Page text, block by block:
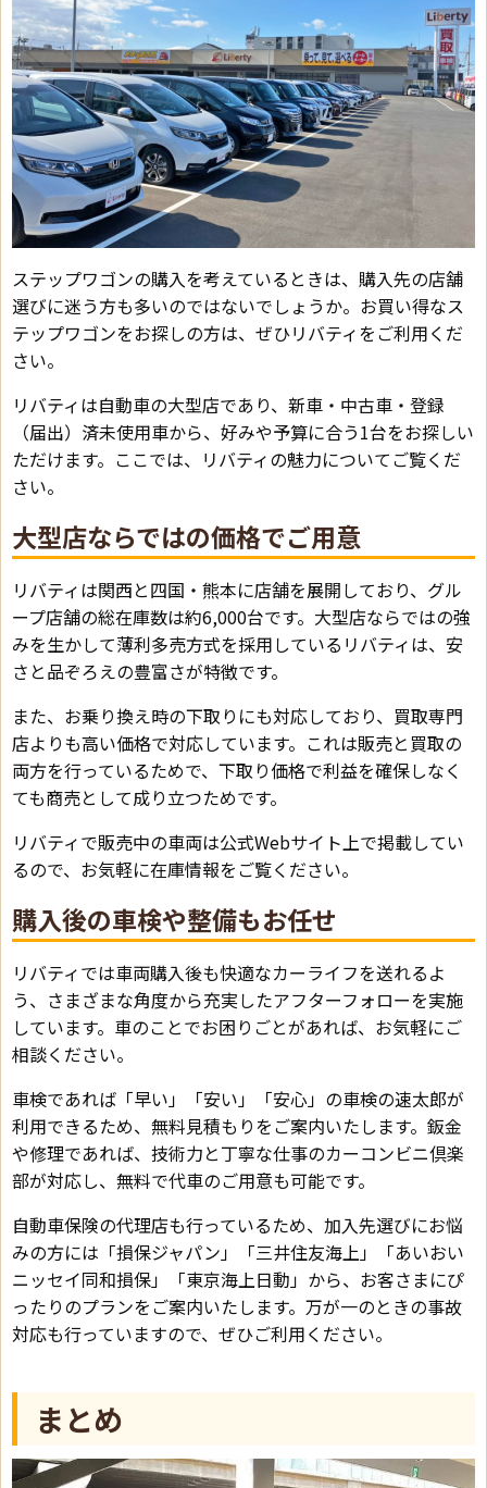
ステップワゴンの購入を考えているときは、購入先の店舗
選びに迷う方も多いのではないでしょうか。お買い得なス
テップワゴンをお探しの方は、ぜひリバティをご利用くだ
さい。
リバティは自動車の大型店であり、新車・中古車・登録
（届出）済未使用車から、好みや予算に合う1台をお探しい
ただけます。ここでは、リバティの魅力についてご覧くだ
さい。
大型店ならではの価格でご用意
リバティは関西と四国・熊本に店舗を展開しており、グル
ープ店舗の総在庫数は約6,000台です。大型店ならではの強
みを生かして薄利多売方式を採用しているリバティは、安
さと品ぞろえの豊富さが特徴です。
また、お乗り換え時の下取りにも対応しており、買取専門
店よりも高い価格で対応しています。これは販売と買取の
両方を行っているためで、下取り価格で利益を確保しなく
ても商売として成り立つためです。
リバティで販売中の車両は公式Webサイト上で掲載してい
るので、お気軽に在庫情報をご覧ください。
購入後の車検や整備もお任せ
リバティでは車両購入後も快適なカーライフを送れるよ
う、さまざまな角度から充実したアフターフォローを実施
しています。車のことでお困りごとがあれば、お気軽にご
相談ください。
車検であれば「早い」「安い」「安心」の車検の速太郎が
利用できるため、無料見積もりをご案内いたします。鈑金
や修理であれば、技術力と丁寧な仕事のカーコンビニ倶楽
部が対応し、無料で代車のご用意も可能です。
自動車保険の代理店も行っているため、加入先選びにお悩
みの方には「損保ジャパン」「三井住友海上」「あいおい
ニッセイ同和損保」「東京海上日動」から、お客さまにぴ
ったりのプランをご案内いたします。万が一のときの事故
対応も行っていますので、ぜひご利用ください。
まとめ